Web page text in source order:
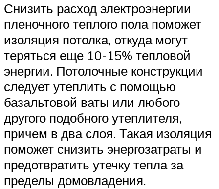
Снизить расход электроэнергии
пленочного теплого пола поможет
изоляция потолка, откуда могут
теряться еще 10-15% тепловой
энергии. Потолочные конструкции
следует утеплить с помощью
базальтовой ваты или любого
другого подобного утеплителя,
причем в два слоя. Такая изоляция
поможет снизить энергозатраты и
предотвратить утечку тепла за
пределы домовладения.